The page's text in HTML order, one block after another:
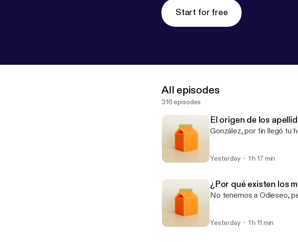
Start for free
All episodes
316 episodes
El origen de los
González, por fin llegó tu
Yesterday 1 h 17 min
¿Por qué existen los
No tenemos a Odieseo,
Yesterday 1 h 11 min